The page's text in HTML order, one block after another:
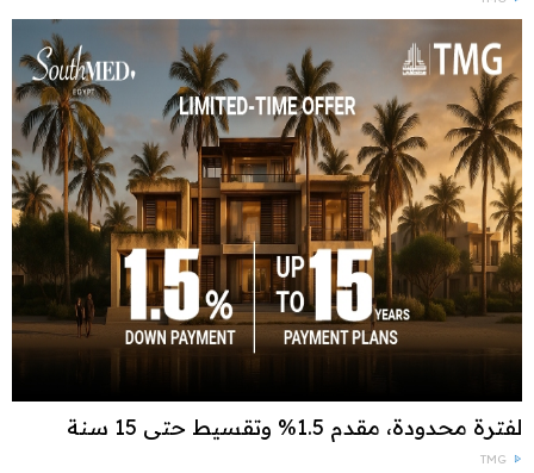
لفترة محدودة، مقدم 1.5% وتقسيط حتى 15 سنة
TMG